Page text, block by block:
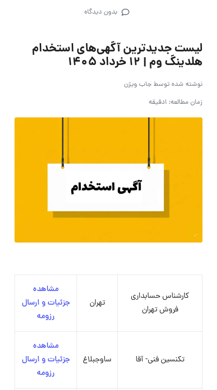
بدون دیدگاه
لیست جدیدترین آگهی‌های استخدام
هلدینگ وم | ۱۲ خرداد ۱۴۰۵
نوشته شده توسطجاب ویژن
زمان مطالعه: 1دقیقه
کارشناس حسابداری
فروش تهران
تهران
مشاهده
جزئیات و ارسال
رزومه
تکنسین فنی- آقا ساوجبلاغ
مشاهده
جزئیات و ارسال
رزومه